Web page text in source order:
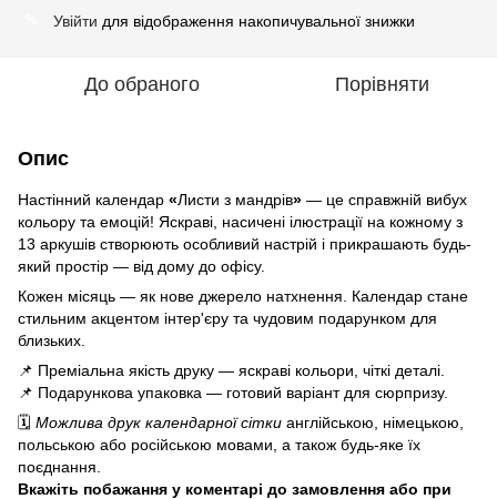
Увійти для відображення накопичувальної знижки
До обраного Порівняти
Опис
Настінний календар «Листи з мандрів» — це справжній вибух
кольору та емоцій! Яскраві, насичені ілюстрації на кожному з
13 аркушів створюють особливий настрій і прикрашають будь-
який простір — від дому до офісу.
Кожен місяць — як нове джерело натхнення. Календар стане
стильним акцентом інтер'єру та чудовим подарунком для
близьких.
📌 Преміальна якість друку — яскраві кольори, чіткі деталі.
📌 Подарункова упаковка — готовий варіант для сюрпризу.
🗓️ Можлива друк календарної сітки англійською, німецькою,
польською або російською мовами, а також будь-яке їх
поєднання.
Вкажіть побажання у коментарі до замовлення або при